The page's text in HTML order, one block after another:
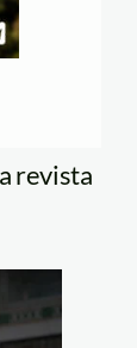
revista